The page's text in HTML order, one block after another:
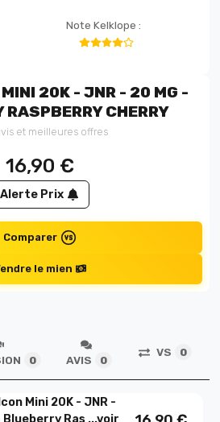
Note Kelklope :
20K - JNR - 20 MG -
RASPBERRY CHERRY
et meilleures offres
16,90 €
Alerte Prix
Comparer
le mien
0 AVIS 0
VS 0
Mini 20K - JNR -
Blueberry Ras ...voir